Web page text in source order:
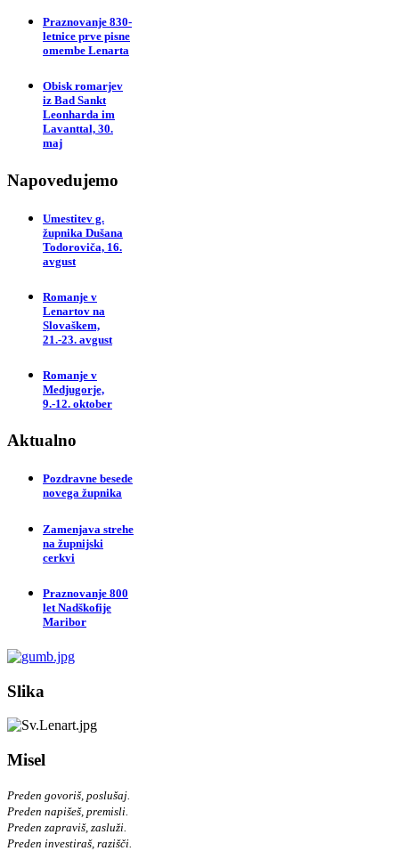
Praznovanje 830-
letnice prve pisne
omembe Lenarta
Obisk romarjev
iz Bad Sankt
Leonharda im
Lavanttal, 30.
maj
Napovedujemo
Umestitev g.
župnika Dušana
Todoroviča, 16.
avgust
Romanje v
Lenartov na
Slovaškem,
21.-23. avgust
Romanje v
Medjugorje,
9.-12. oktober
Aktualno
Pozdravne besede
novega župnika
Zamenjava strehe
na župnijski
cerkvi
Praznovanje 800
let Nadškofije
Maribor
Slika
Misel
Preden govoriš, poslušaj.
Preden napišeš, premisli.
Preden zapraviš, zasluži.
Preden investiraš, razišči.